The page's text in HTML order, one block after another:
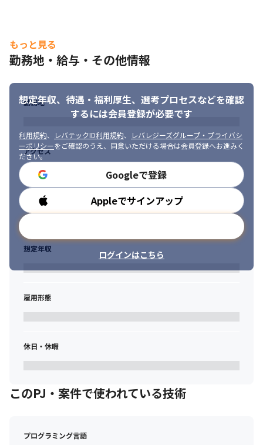
もっと見る
勤務地・給与・その他情報
想定年収、待遇・福利厚生、 選考プロセスなどを確認
するには会員登録が必要です
利用規約、 レバテックID利用規約、
レバレジーズグループ・プライバシ
ーポリシーをご確認のうえ、同意いただける場合は会員登録へお進みく
ださい。
Googleで登録
Appleでサインアップ
ログインはこちら
勤務地
アクセス
勤務時間
想定年収
雇用形態
休日・休暇
このPJ・案件で使われている技術
プログラミング言語